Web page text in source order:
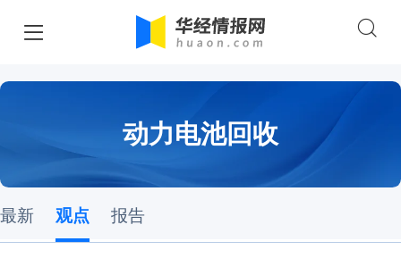
动力电池回收
最新 观点 报告